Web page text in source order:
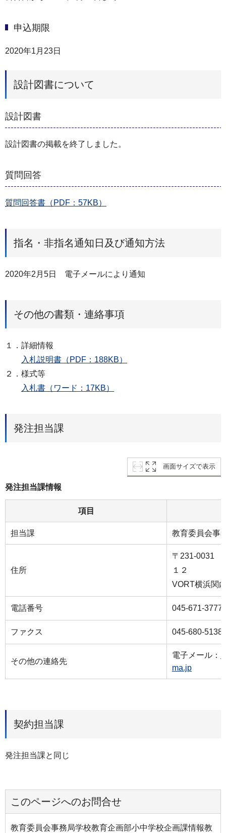
申込期限
2020年1月23日
設計図書について
設計図書
設計図書の掲載を終了しました。
質問回答
質問回答書（PDF：57KB）
指名・非指名通知日及び通知方法
2020年2月5日 電子メールにより通知
その他の書類・連絡事項
１．詳細情報
入札説明書（PDF：188KB）
２．様式等
入札書（ワード：17KB）
発注担当課
画面サイズで表示
発注担当課情報
項目
担当課 教育委員会事
住所
〒231-0031
１２
VORT横浜関
電話番号 045-671-3777
ファクス 045-680-5138
その他の連絡先
電子メール：
ma.jp
契約担当課
発注担当課と同じ
このページへのお問合せ
教育委員会事務局学校教育企画部小中学校企画課情報教